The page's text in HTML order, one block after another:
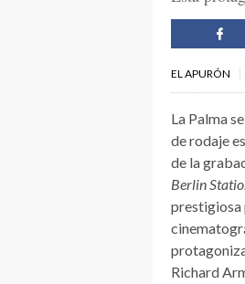
EL APURÓN
La Palma
de rodaje
de la
Berlin
Richard